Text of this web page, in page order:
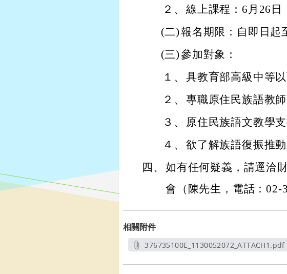
２、 線上課程：6月26日
(二)報名期限：自即日起
(三)參加對象：
１、 具教育部高級中等
２、 專職原住民族語教師
３、
原住民族語文教學支
４、 欲了解族語復振推動
四、 如有任何疑義，請逕洽
會（陳先生，電話：02-
相關附件
376735100E_1130052072_ATTACH1.pdf